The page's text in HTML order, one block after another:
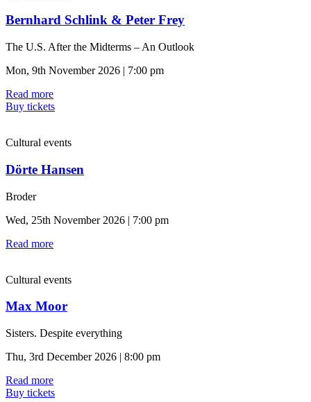
Bernhard Schlink & Peter Frey
The U.S. After the Midterms – An Outlook
Mon, 9th November 2026 | 7:00 pm
Read more
Buy tickets
Cultural events
Dörte Hansen
Broder
Wed, 25th November 2026 | 7:00 pm
Read more
Cultural events
Max Moor
Sisters. Despite everything
Thu, 3rd December 2026 | 8:00 pm
Read more
Buy tickets